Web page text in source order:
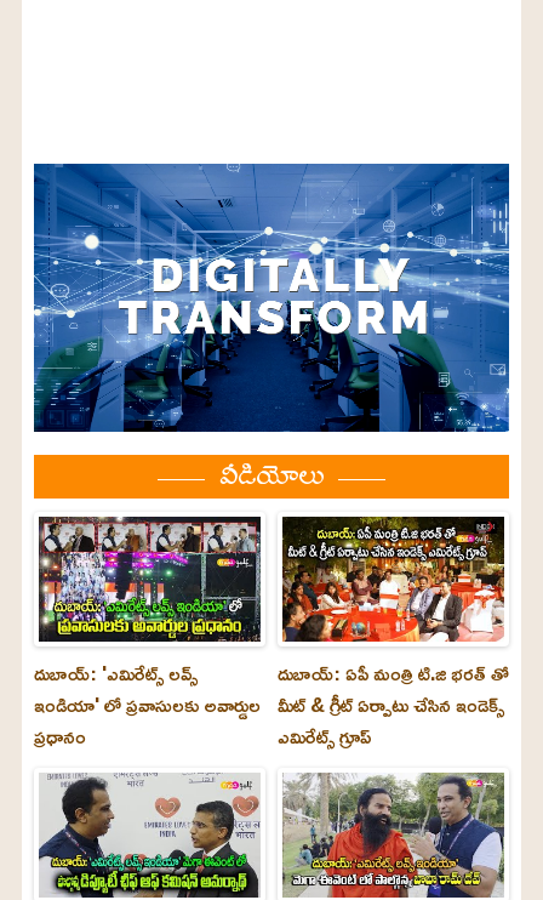
వీడియోలు
దుబాయ్: 'ఎమిరేట్స్ లవ్స్
ఇండియా' లో ప్రవాసులకు అవార్డుల
ప్రధానం
దుబాయ్: ఏపీ మంత్రి టి.జి భరత్ తో
మీట్ & గ్రీట్ ఏర్పాటు చేసిన ఇండెక్స్
ఎమిరేట్స్ గ్రూప్